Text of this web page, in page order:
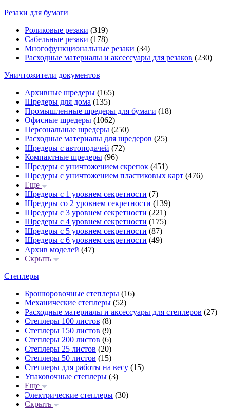
Резаки для бумаги
Роликовые резаки (319)
Сабельные резаки (178)
Многофункциональные резаки (34)
Расходные материалы и аксессуары для резаков (230)
Уничтожители документов
Архивные шредеры (165)
Шредеры для дома (135)
Промышленные шредеры для бумаги (18)
Офисные шредеры (1062)
Персональные шредеры (250)
Расходные материалы для шредеров (25)
Шредеры с автоподачей (72)
Компактные шредеры (96)
Шредеры с уничтожением скрепок (451)
Шредеры с уничтожением пластиковых карт (476)
Еще
Шредеры с 1 уровнем секретности (7)
Шредеры со 2 уровнем секретности (139)
Шредеры с 3 уровнем секретности (221)
Шредеры с 4 уровнем секретности (175)
Шредеры с 5 уровнем секретности (87)
Шредеры с 6 уровнем секретности (49)
Архив моделей (47)
Скрыть
Степлеры
Брошюровочные степлеры (16)
Механические степлеры (52)
Расходные материалы и аксессуары для степлеров (27)
Степлеры 100 листов (8)
Степлеры 150 листов (9)
Степлеры 200 листов (6)
Степлеры 25 листов (20)
Степлеры 50 листов (15)
Степлеры для работы на весу (15)
Упаковочные степлеры (3)
Еще
Электрические степлеры (30)
Скрыть